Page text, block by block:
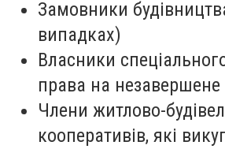
Замовники
випадках)
Власники
права на незавершене
Члени житлово-
кооперативів, які